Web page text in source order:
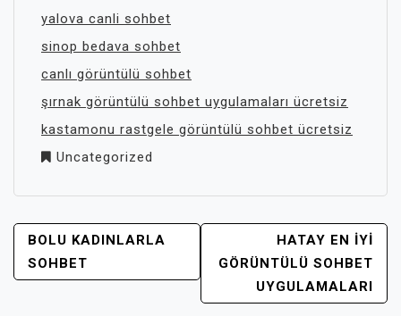
yalova canli sohbet
sinop bedava sohbet
canlı görüntülü sohbet
şırnak görüntülü sohbet uygulamaları ücretsiz
kastamonu rastgele görüntülü sohbet ücretsiz
Uncategorized
YAZI
GEZINMESI
BOLU KADINLARLA
SOHBET
HATAY EN İYI
GÖRÜNTÜLÜ SOHBET
UYGULAMALARI